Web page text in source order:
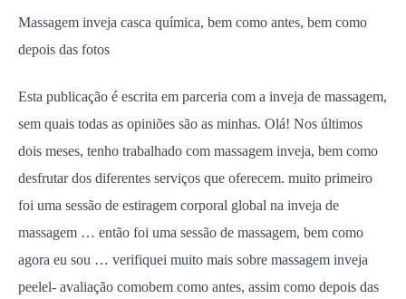
Massagem inveja casca química, bem como antes, bem como
depois das fotos
Esta publicação é escrita em parceria com a inveja de massagem,
sem quais todas as opiniões são as minhas. Olá! Nos últimos
dois meses, tenho trabalhado com massagem inveja, bem como
desfrutar dos diferentes serviços que oferecem. muito primeiro
foi uma sessão de estiragem corporal global na inveja de
massagem … então foi uma sessão de massagem, bem como
agora eu sou … verifiquei muito mais sobre massagem inveja
peelel- avaliação comobem como antes, assim como depois das